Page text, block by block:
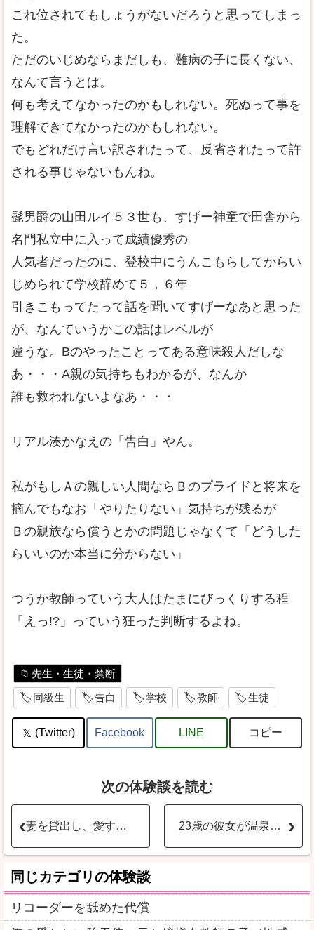
これ位されてもしょうがないだろうと思ってしまっ
た。
ただのいじめならまだしも、難病の子に長くない、
なんて言うとは。
何も考えてなかったのかもしれない。死ぬって事を
理解できてなかったのかもしれない。
でもどれだけ言い訳されたって、反省されたって許
される事じゃないもんね。
髭男爵の山田ルイ５３世も、すげー神童で田舎から
名門私立中に入って成績優秀の
人気者だったのに、登校中にうんこもらしてからい
じめられて学校辞めて５，６年
引きこもってたって話を聞いてすげーなあと思った
が、なんていうかこの話はレベルが
違うな。Bのやったことってある意味殺人だしな
あ・・・A親の気持ちもわかるが、なんか
誰も救われないよなあ・・・
リアル湊かなえの「告白」やん。
私がもしＡの親しい人間ならＢのプライドと将来を
摘んでもなお「やりたりない」気持ちが残るが
Ｂの親族なら償うとかの問題じゃなくて「どうした
らいいのか本当に分からない」
つうか教師っていう大人はたまにびっくりする程
「えっ!?」っていう狂った判断するよね。
先生・生徒・禁断
同級生
告白 学校 教師 生徒
(Twitter) Facebook LINE コピー
次の体験談を読む
妻を貸出し、愛する妻が種付けされている瞬間を見てしまいました 23歳の彼女が温泉旅館で巨根のオヤジに寝取られる
同じカテゴリの体験談
リコーダーを舐めた代償